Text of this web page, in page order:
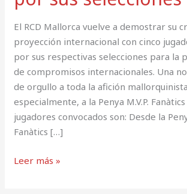
El RCD Mallorca vuelve a demostrar su
proyección internacional con cinco
por sus respectivas selecciones para la
de compromisos internacionales. Una
de orgullo a toda la afición
especialmente, a la Penya M.V.P.
jugadores convocados son: Desde la
Fanàtics […]
Leer más »